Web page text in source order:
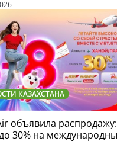
КАЗАХСТАНА
объявила распродажу:
30% на